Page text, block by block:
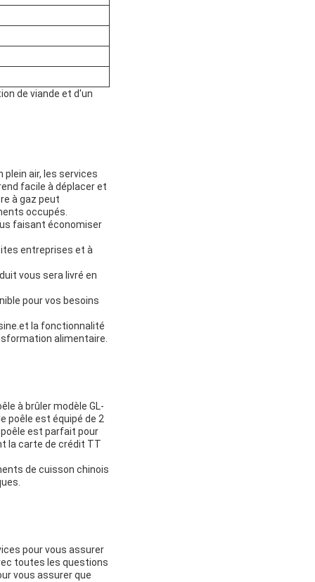
de viande et d'un
air, les services
facile à déplacer et
à gaz peut
occupés.
faisant économiser
entreprises et à
vous sera livré en
pour vos besoins
la fonctionnalité
alimentaire.
à brûler modèle GL-
poêle est équipé de 2
est parfait pour
la carte de crédit TT
de cuisson chinois
pour vous assurer
toutes les questions
vous assurer que